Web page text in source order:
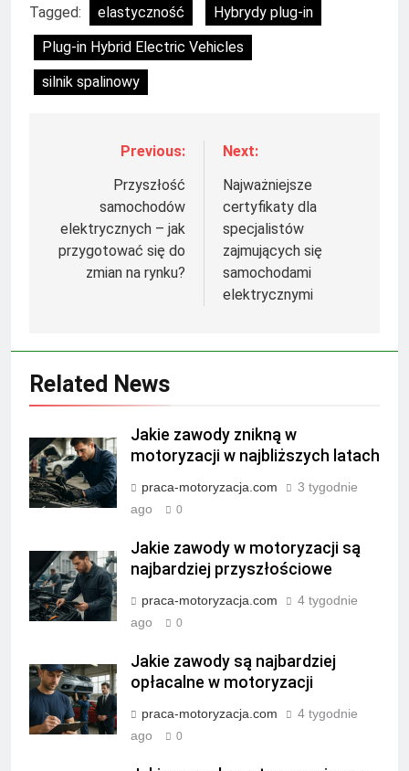
Tagged: elastyczność
Hybrydy plug-in
Plug-in Hybrid Electric Vehicles
silnik spalinowy
NawigacjaPrevious:
Przyszłość
samochodów
elektrycznych – jak
przygotować się do
zmian na rynku?
Next:
Najważniejsze
certyfikaty dla
specjalistów
zajmujących się
samochodami
elektrycznymi
Related News
Jakie zawody znikną w
motoryzacji w najbliższych latach
praca-motoryzacja.com
3 tygodnie
ago
0
Jakie zawody w motoryzacji są
najbardziej przyszłościowe
praca-motoryzacja.com
4 tygodnie
ago
0
Jakie zawody są najbardziej
opłacalne w motoryzacji
praca-motoryzacja.com
4 tygodnie
ago
0